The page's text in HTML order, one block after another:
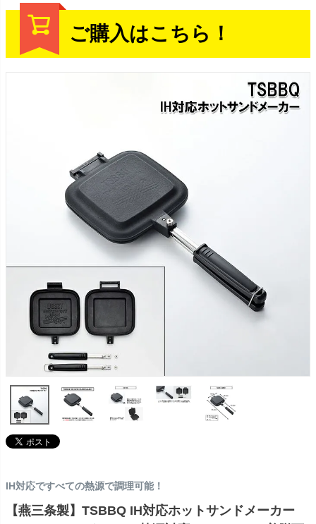
ご購入はこちら！
IH対応ですべての熱源で調理可能！
【燕三条製】TSBBQ IH対応ホットサンドメーカー